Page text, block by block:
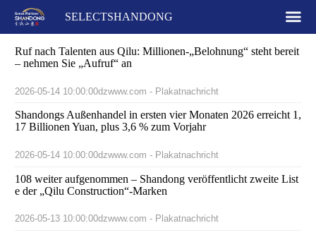
SELECTSHANDONG
Ruf nach Talenten aus Qilu: Millionen-„Belohnung“ steht bereit
– nehmen Sie „Aufruf“ an
2026-05-14 10:00:00dzwww.com - Plakatnachricht
Shandongs Außenhandel in ersten vier Monaten 2026 erreicht 1,
17 Billionen Yuan, plus 3,6 % zum Vorjahr
2026-05-14 10:00:00dzwww.com - Plakatnachricht
108 weiter aufgenommen – Shandong veröffentlicht zweite List
e der „Qilu Construction“-Marken
2026-05-13 10:00:00dzwww.com - Plakatnachricht